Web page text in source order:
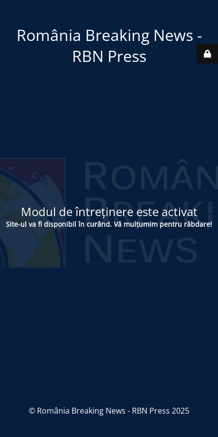
România Breaking News -
RBN Press
Modul de întreținere este activat
Site-ul va fi disponibil în curând. Vă mulțumim pentru răbdare!
© România Breaking News - RBN Press 2025